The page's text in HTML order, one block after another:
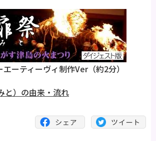
ーティーヴィ制作Ver（約2分）
と）の由来・流れ